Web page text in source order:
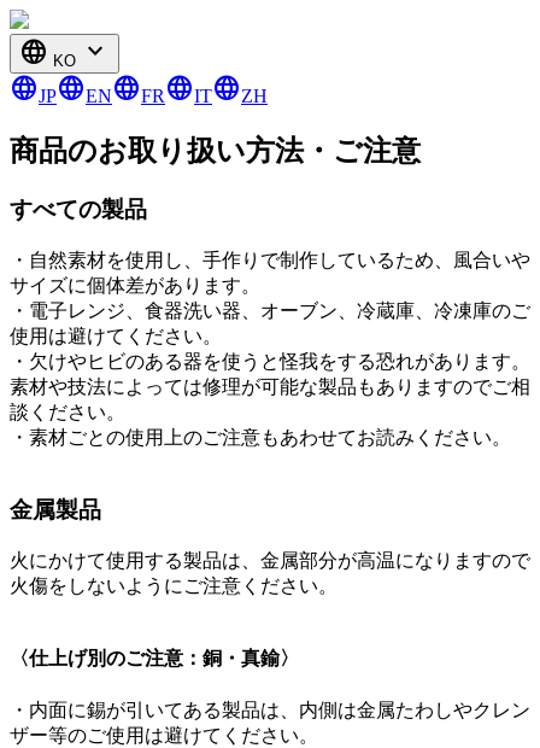
language KO
expand_more
languageJPlanguageENlanguageFR languageITlanguageZH
商品のお取り扱い方法・ご注意
すべての製品
・自然素材を使用し、手作りで制作しているため、風合いや
サイズに個体差があります。
・電子レンジ、食器洗い器、オーブン、冷蔵庫、冷凍庫のご
使用は避けてください。
・欠けやヒビのある器を使うと怪我をする恐れがあります。
素材や技法によっては修理が可能な製品もありますのでご相
談ください。
・素材ごとの使用上のご注意もあわせてお読みください。
金属製品
火にかけて使用する製品は、金属部分が高温になりますので
火傷をしないようにご注意ください。
〈仕上げ別のご注意：銅・真鍮〉
・内面に錫が引いてある製品は、内側は金属たわしやクレン
ザー等のご使用は避けてください。